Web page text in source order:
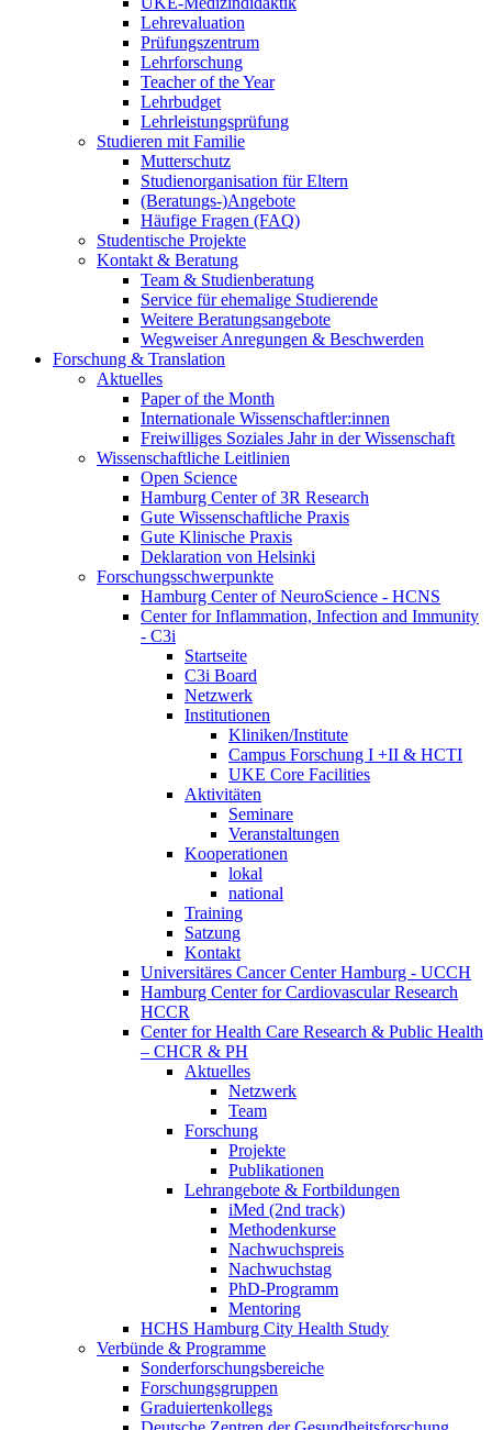
Lehrevaluation
Prüfungszentrum
Lehrforschung
Teacher of the Year
Lehrbudget
Lehrleistungsprüfung
Studieren mit Familie
Mutterschutz
Studienorganisation für Eltern
(Beratungs-)Angebote
Häufige Fragen (FAQ)
Studentische Projekte
Kontakt & Beratung
Team & Studienberatung
Service für ehemalige Studierende
Weitere Beratungsangebote
Wegweiser Anregungen & Beschwerden
Forschung & Translation
Aktuelles
Paper of the Month
Internationale Wissenschaftler:innen
Freiwilliges Soziales Jahr in der Wissenschaft
Wissenschaftliche Leitlinien
Open Science
Hamburg Center of 3R Research
Gute Wissenschaftliche Praxis
Gute Klinische Praxis
Deklaration von Helsinki
Forschungsschwerpunkte
Hamburg Center of NeuroScience - HCNS
Center for Inflammation, Infection and Immunity
- C3i
Startseite
C3i Board
Netzwerk
Institutionen
Kliniken/Institute
Campus Forschung I +II & HCTI
UKE Core Facilities
Aktivitäten
Seminare
Veranstaltungen
Kooperationen
lokal
national
Training
Satzung
Kontakt
Universitäres Cancer Center Hamburg - UCCH
Hamburg Center for Cardiovascular Research
HCCR
Center for Health Care Research & Public Health
– CHCR & PH
Aktuelles
Netzwerk
Team
Forschung
Projekte
Publikationen
Lehrangebote & Fortbildungen
iMed (2nd track)
Methodenkurse
Nachwuchspreis
Nachwuchstag
PhD-Programm
Mentoring
HCHS Hamburg City Health Study
Verbünde & Programme
Sonderforschungsbereiche
Forschungsgruppen
Graduiertenkollegs